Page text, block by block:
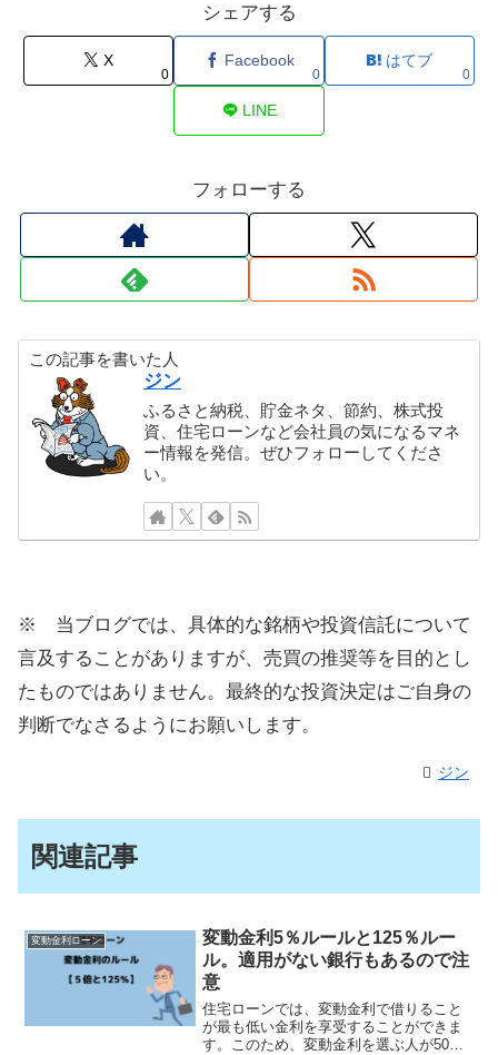
シェアする
X
0
Facebook
0
はてブ
0
LINE
フォローする
この記事を書いた人
ジン
ふるさと納税、貯金ネタ、節約、株式投
資、住宅ローンなど会社員の気になるマネ
ー情報を発信。ぜひフォローしてくださ
い。
※ 当ブログでは、具体的な銘柄や投資信託について
言及することがありますが、売買の推奨等を目的とし
たものではありません。最終的な投資決定はご自身の
判断でなさるようにお願いします。
ジン
関連記事
変動金利ローン
変動金利5％ルールと125％ルー
ル。適用がない銀行もあるので注
意
住宅ローンでは、変動金利で借りること
が最も低い金利を享受することができま
す。このため、変動金利を選ぶ人が50％